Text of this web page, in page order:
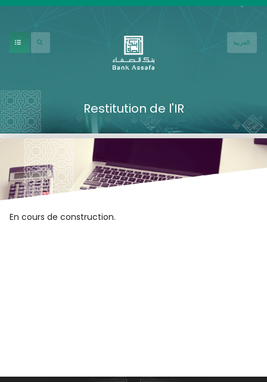
العربية
Restitution de l'IR
En cours de construction.